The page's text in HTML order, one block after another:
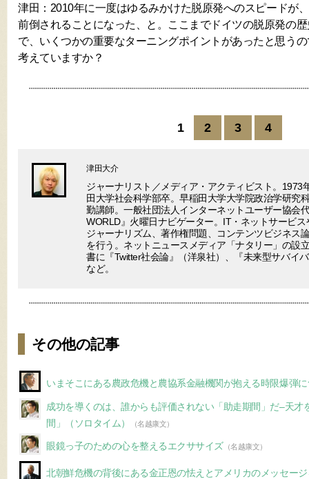
津田：2010年に一度はゆるみかけた脱原発へのスピードが
前倒されることになった、と。ここまでドイツの脱原発の
で、いくつかの重要なターニングポイントがあったと思う
考えていますか？
1 2 3 4
津田大介
ジャーナリスト／メディア・アクティビスト。1973
田大学社会科学部卒。早稲田大学大学院政治学研究
勤講師。一般社団法人インターネットユーザー協会
WORLD』火曜日ナビゲーター。IT・ネットサービ
ジャーナリズム、著作権問題、コンテンツビジネス
を行う。ネットニュースメディア「ナタリー」の設
書に『Twitter社会論』（洋泉社）、『未来型サバイ
など。
その他の記事
いまそこにある農政危機と農協系金融機関が抱える時限爆弾
成功を導くのは、誰からも評価されない「助走期間」だ–天才
間」（ソロタイム）
（名越康文）
眼鏡っ子のための心を整えるエクササイズ （名越康文）
北朝鮮危機の背後にある金正恩の怯えとアメリカのメッセー